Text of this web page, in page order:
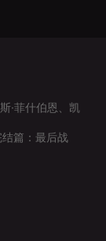
·菲什伯恩、凯
篇：最后战